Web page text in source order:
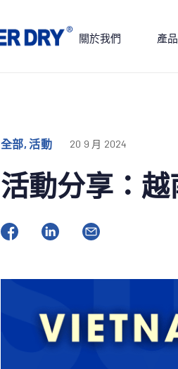
關於我們 產
全部, 活動 20 9 月 2024
活動分享：